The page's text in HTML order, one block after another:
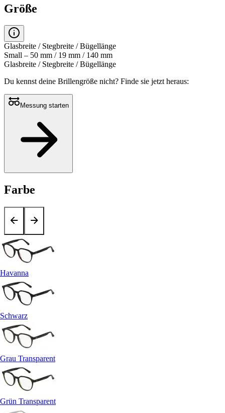
Größe
Glasbreite / Stegbreite / Bügellänge
Small – 50 mm / 19 mm / 140 mm
Glasbreite / Stegbreite / Bügellänge
Du kennst deine Brillengröße nicht? Finde sie jetzt heraus:
Messung starten
Farbe
Havanna
Schwarz
Grau Transparent
Grün Transparent